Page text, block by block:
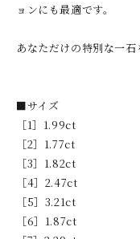
ョンにも最適です。
あなただけの特別な一石
■サイズ
［1］1.99ct
［2］1.77ct
［3］1.82ct
［4］2.47ct
［5］3.21ct
［6］1.87ct